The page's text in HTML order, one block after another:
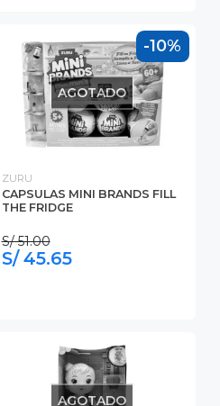
-10%
AGOTADO
ZURU
CAPSULAS MINI BRANDS FILL
THE FRIDGE
S/ 51.00
S/ 45.65
AGOTADO